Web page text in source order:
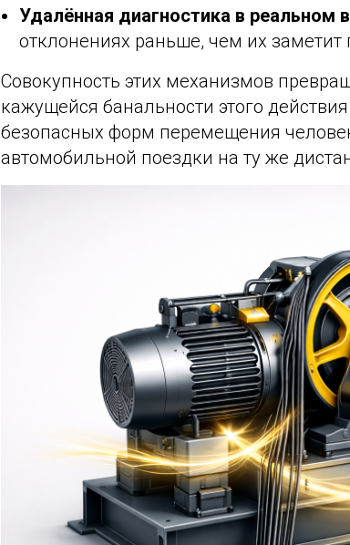
Удалённая диагностика в реальном
отклонениях раньше, чем их заметит
Совокупность этих механизмов
кажущейся банальности этого
безопасных форм перемещения
автомобильной поездки на ту же